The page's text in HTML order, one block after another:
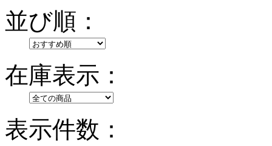
並び順：
在庫表示：
表示件数：